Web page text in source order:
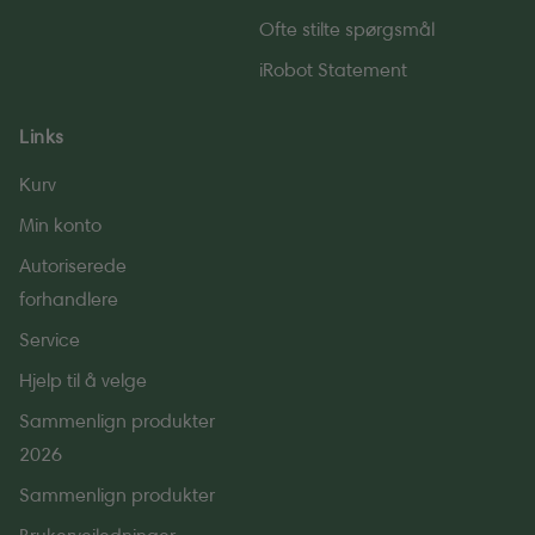
Ofte stilte spørgsmål
iRobot Statement
Links
Kurv
Min konto
Autoriserede
forhandlere
Service
Hjelp til å velge
Sammenlign produkter
2026
Sammenlign produkter